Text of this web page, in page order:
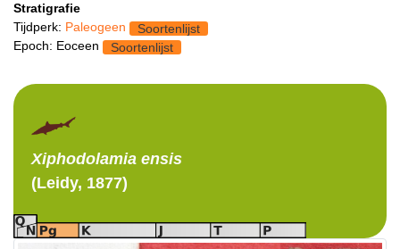
Stratigrafie
Tijdperk: Paleogeen
Soortenlijst
Epoch: Eoceen
Soortenlijst
Xiphodolamia ensis
(Leidy, 1877)